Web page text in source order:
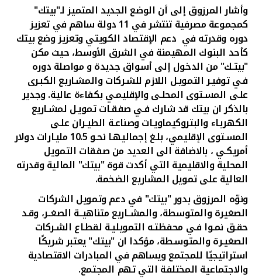
وأشار المرزوق إلى أن الوضع الجديد المتميز لـ"بيتك"
كمجموعة مصرفية تنتشر في 11 دولة ساهم في تعزيز
دوره وقدرته في دعم الإقتصاد الكويتي وتعزيز وضع بيتك
كأحد البنوك المهيمنة في الشرق الأوسط، حيث مكن
"بيتـك" من الدخول إلى أسواق جديدة و مواصلة دوره
فـي توفيـر التمويـل اللازم للشـركات والمشـاريع الكبـرى
علـى المسـتوى المحلـى والإقليمـي بكفاءة عالية. وجدير
بالذكر ان بيتك قد شارك فـي صفقـات تمويـل لمشـاريع
الكهربـاء والبتروكيماويـات وصناعـة الطيـران علـى
المسـتوى الإقليمي، بلـغ إجماليهـا نحـو 10.5 مليـارات دولار
أمريكـي ، بالاضافة الى العديد من صفقات التمويل
المحلية والاقليمية التي أكدت قوة "بيتك" المالية وقدرته
العالية على تمويل المشاريع الضخمة.
ونوّه المرزوق بدور "بيتك" في دعم وتمويل الشركات
الصغيرة والمتوسطة، والمشــاريع متناهيــة الصغــر، وقـد
حقـق نمـوا فـي محفظتـه التمويليـة لقطـاع الشـركات
الصغيـرة والمتوسـطة، مؤكدا ان "بيتك" يعتبر شريكًا
استراتيجيًا للمجتمع ويساهم في المبادرات الاقتصادية
والاجتماعية المختلفة التي تهم المجتمع.